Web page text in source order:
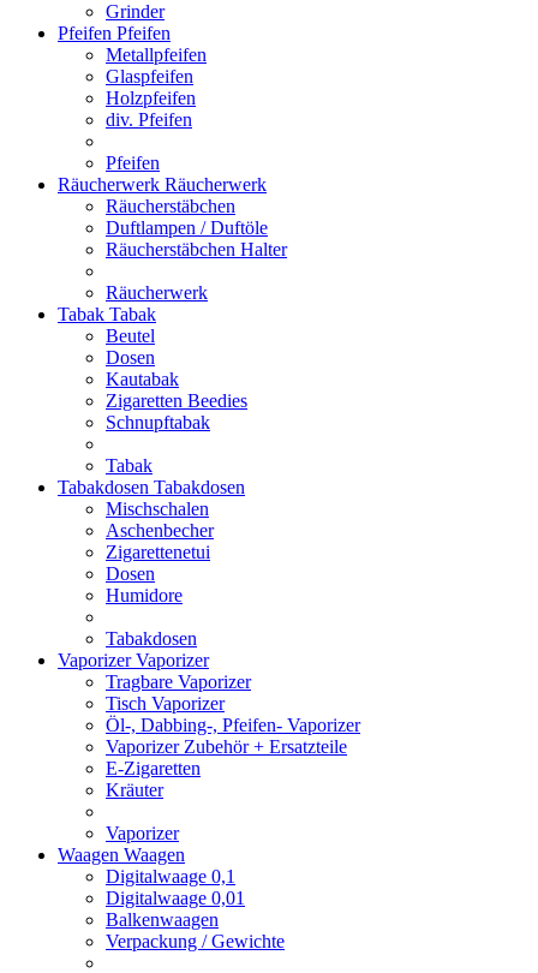
Grinder
Pfeifen Pfeifen
Metallpfeifen
Glaspfeifen
Holzpfeifen
div. Pfeifen
Pfeifen
Räucherwerk Räucherwerk
Räucherstäbchen
Duftlampen / Duftöle
Räucherstäbchen Halter
Räucherwerk
Tabak Tabak
Beutel
Dosen
Kautabak
Zigaretten Beedies
Schnupftabak
Tabak
Tabakdosen Tabakdosen
Mischschalen
Aschenbecher
Zigarettenetui
Dosen
Humidore
Tabakdosen
VaporizerVaporizer
Tragbare Vaporizer
Tisch Vaporizer
Öl-, Dabbing-, Pfeifen- Vaporizer
Vaporizer Zubehör + Ersatzteile
E-Zigaretten
Kräuter
Vaporizer
Waagen Waagen
Digitalwaage 0,1
Digitalwaage 0,01
Balkenwaagen
Verpackung / Gewichte